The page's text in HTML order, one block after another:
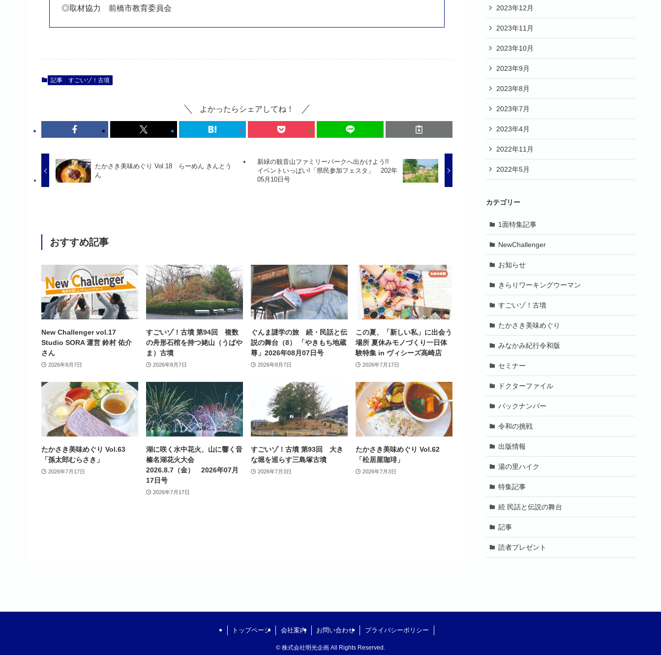
◎取材協力 前橋市教育委員会
記事 すごいゾ！古墳
よかったらシェアしてね！
たかさき美味めぐり Vol.18 らーめん きんとう
ん
新緑の観音山ファミリーパークへ出かけよう!!
イベントいっぱい!「県民参加フェスタ」 202年
05月10日号
おすすめ記事
New Challenger vol.17
Studio SORA 運営 鈴村 佑介
さん
2026年8月7日
すごいゾ！古墳 第94回 複数
の舟形石棺を持つ姥山（うばや
ま）古墳
2026年8月7日
ぐんま謎学の旅 続・民話と伝
説の舞台（8） 「やきもち地蔵
尊」2026年08月07日号
2026年8月7日
この夏、「新しい私」に出会う
場所 夏休みモノづくり一日体
験特集 in ヴィシーズ高崎店
2026年7月17日
たかさき美味めぐり Vol.63
「孫太郎むらさき」
2026年7月17日
湖に咲く水中花火、山に響く音
榛名湖花火大会
2026.8.7（金） 2026年07月
17日号
2026年7月17日
すごいゾ！古墳 第93回 大き
な堀を巡らす三島塚古墳
2026年7月3日
たかさき美味めぐり Vol.62
「松居屋珈琲」
2026年7月3日
2023年12月
2023年11月
2023年10月
2023年9月
2023年8月
2023年7月
2023年4月
2022年11月
2022年5月
カテゴリー
1面特集記事
NewChallenger
お知らせ
きらりワーキングウーマン
すごいゾ！古墳
たかさき美味めぐり
みなかみ紀行令和版
セミナー
ドクターファイル
バックナンバー
令和の挑戦
出版情報
湯の里ハイク
特集記事
続 民話と伝説の舞台
記事
読者プレゼント
トップページ 会社案内 お問い合わせ プライバシーポリシー
© 株式会社明光企画 All Rights Reserved.